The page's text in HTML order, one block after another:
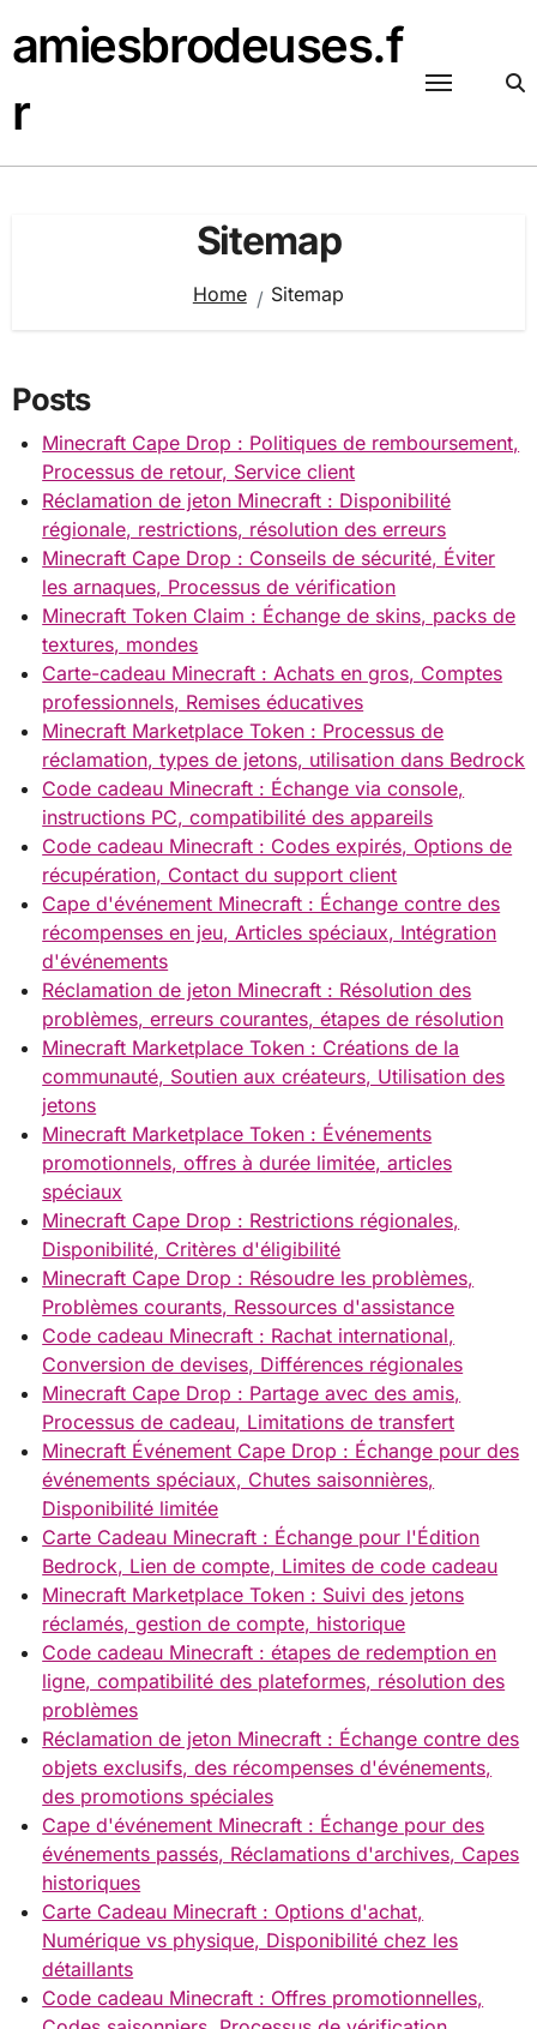
to
content
amiesbrodeuses.f
r
Sitemap
Home Sitemap
Posts
Minecraft Cape Drop : Politiques de remboursement,
Processus de retour, Service client
Réclamation de jeton Minecraft : Disponibilité
régionale, restrictions, résolution des erreurs
Minecraft Cape Drop : Conseils de sécurité, Éviter
les arnaques, Processus de vérification
Minecraft Token Claim : Échange de skins, packs de
textures, mondes
Carte-cadeau Minecraft : Achats en gros, Comptes
professionnels, Remises éducatives
Minecraft Marketplace Token : Processus de
réclamation, types de jetons, utilisation dans Bedrock
Code cadeau Minecraft : Échange via console,
instructions PC, compatibilité des appareils
Code cadeau Minecraft : Codes expirés, Options de
récupération, Contact du support client
Cape d'événement Minecraft : Échange contre des
récompenses en jeu, Articles spéciaux, Intégration
d'événements
Réclamation de jeton Minecraft : Résolution des
problèmes, erreurs courantes, étapes de résolution
Minecraft Marketplace Token : Créations de la
communauté, Soutien aux créateurs, Utilisation des
jetons
Minecraft Marketplace Token : Événements
promotionnels, offres à durée limitée, articles
spéciaux
Minecraft Cape Drop : Restrictions régionales,
Disponibilité, Critères d'éligibilité
Minecraft Cape Drop : Résoudre les problèmes,
Problèmes courants, Ressources d'assistance
Code cadeau Minecraft : Rachat international,
Conversion de devises, Différences régionales
Minecraft Cape Drop : Partage avec des amis,
Processus de cadeau, Limitations de transfert
Minecraft Événement Cape Drop : Échange pour des
événements spéciaux, Chutes saisonnières,
Disponibilité limitée
Carte Cadeau Minecraft : Échange pour l'Édition
Bedrock, Lien de compte, Limites de code cadeau
Minecraft Marketplace Token : Suivi des jetons
réclamés, gestion de compte, historique
Code cadeau Minecraft : étapes de redemption en
ligne, compatibilité des plateformes, résolution des
problèmes
Réclamation de jeton Minecraft : Échange contre des
objets exclusifs, des récompenses d'événements,
des promotions spéciales
Cape d'événement Minecraft : Échange pour des
événements passés, Réclamations d'archives, Capes
historiques
Carte Cadeau Minecraft : Options d'achat,
Numérique vs physique, Disponibilité chez les
détaillants
Code cadeau Minecraft : Offres promotionnelles,